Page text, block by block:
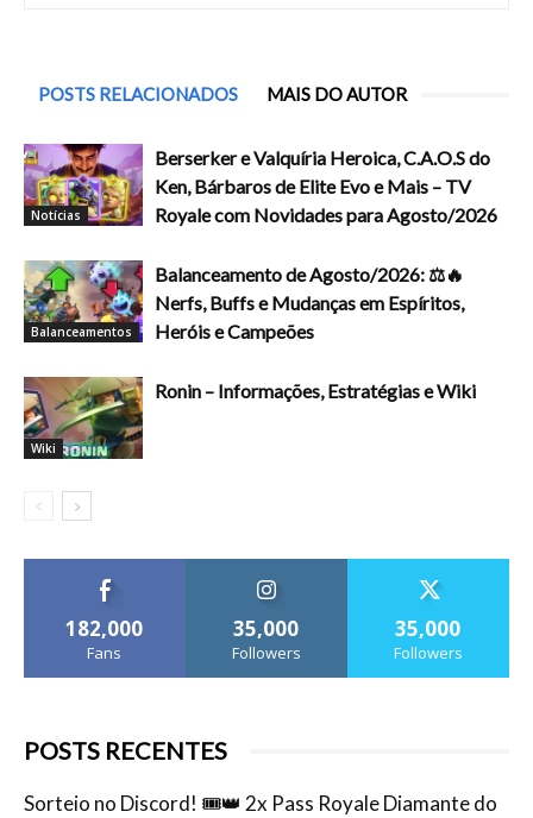
POSTS RELACIONADOS MAIS DO AUTOR
Notícias
Berserker e Valquíria Heroica, C.A.O.S do
Ken, Bárbaros de Elite Evo e Mais – TV
Royale com Novidades para Agosto/2026
Balanceamentos
Balanceamento de Agosto/2026: ⚖️🔥
Nerfs, Buffs e Mudanças em Espíritos,
Heróis e Campeões
Wiki
Ronin – Informações, Estratégias e Wiki
182,000
Fans
35,000
Followers
35,000
Followers
POSTS RECENTES
Sorteio no Discord! 🎟️👑 2x Pass Royale Diamante do